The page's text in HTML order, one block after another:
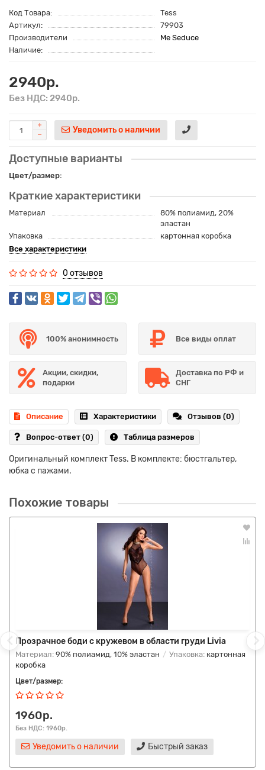
Код Товара:
Tess
Артикул:
79903
Производители
Me Seduce
Наличие:
2940р.
Без НДС: 2940р.
Уведомить о наличии
Доступные варианты
Цвет/размер:
Краткие характеристики
Материал
80% полиамид, 20%
эластан
Упаковка
картонная коробка
Все характеристики
0 отзывов
100% анонимность Все виды оплат
Акции, скидки,
подарки
Доставка по РФ и
СНГ
Описание Характеристики Отзывов (0)
Вопрос-ответ (0) Таблица размеров
Оригинальный комплект Tess. В комплекте: бюстгальтер,
юбка с пажами.
Похожие товары
Прозрачное боди с кружевом в области груди Livia
Материал: 90% полиамид, 10% эластан Упаковка: картонная
коробка
Цвет/размер:
1960р.
Без НДС: 1960р.
Уведомить о наличии Быстрый заказ